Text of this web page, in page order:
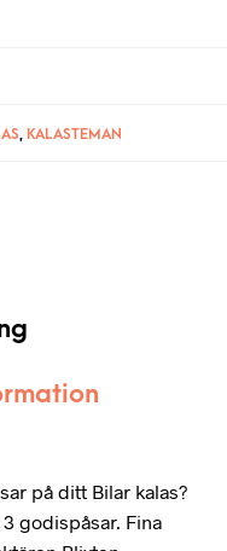
, KALASTEMAN
på ditt Bilar kalas?
godispåsar. Fina